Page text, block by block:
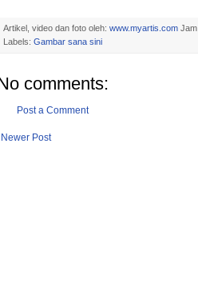
Artikel, video dan foto oleh: www.myartis.com Jam
Labels: Gambar sana sini
comments:
Post a Comment
Newer Post